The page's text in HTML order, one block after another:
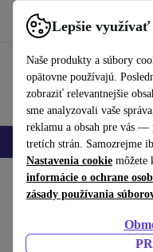
Lepšie
Naše produkty a súbory
opätovne používajú.
zobraziť relevantnejšie
sme analyzovali vaše
reklamu a obsah pre vás —
tretích strán. Samozrejme
Nastavenia cookie môžete
informácie o ochrane
zásady používania
používať refurbed rýchlo a
Mobilné telefóny Laptopy
Domov Produkty Domácnosť
Rajská záhrada.
botanickej